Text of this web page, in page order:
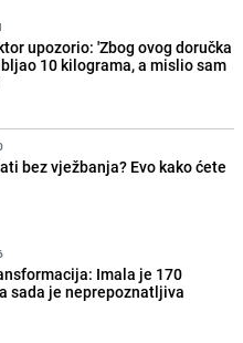
upozorio: 'Zbog ovog doručka
10 kilograma, a mislio sam
bez vježbanja? Evo kako ćete
Imala je 170
sada je neprepoznatljiva